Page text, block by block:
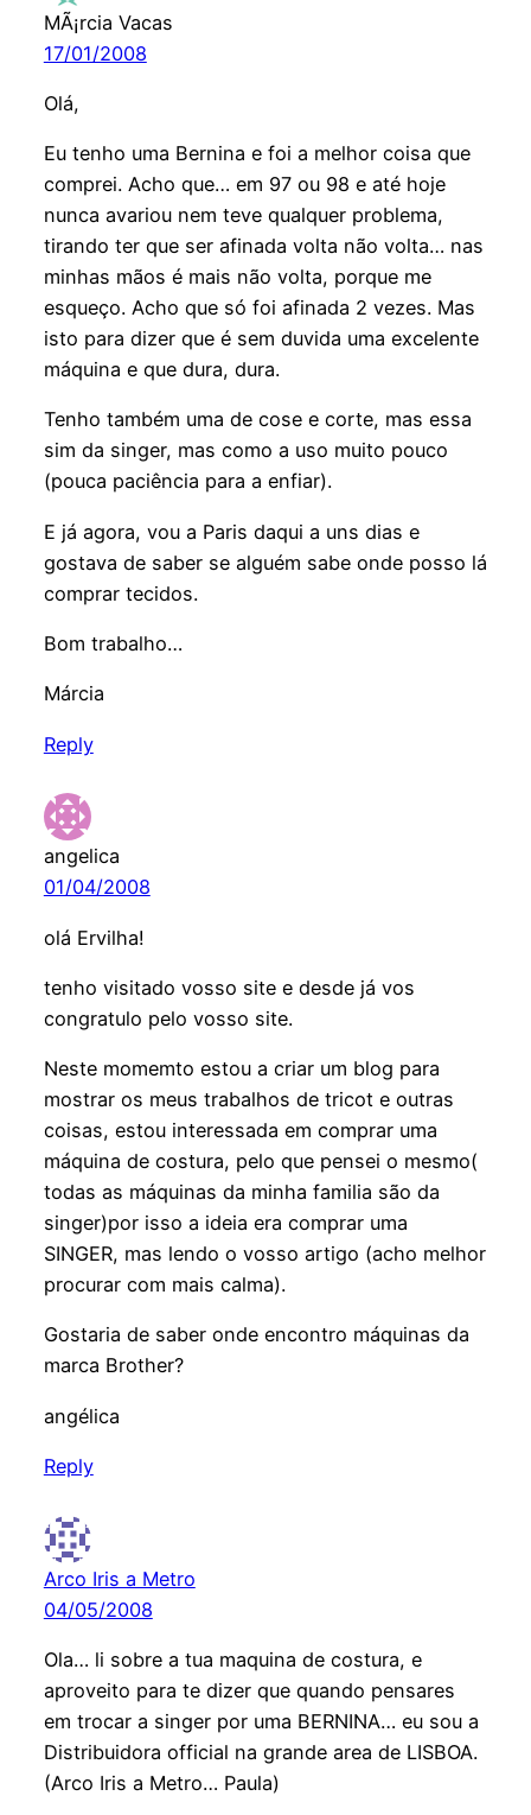
MÃ¡rcia Vacas
17/01/2008
Olá,
Eu tenho uma Bernina e foi a melhor coisa que
comprei. Acho que… em 97 ou 98 e até hoje
nunca avariou nem teve qualquer problema,
tirando ter que ser afinada volta não volta… nas
minhas mãos é mais não volta, porque me
esqueço. Acho que só foi afinada 2 vezes. Mas
isto para dizer que é sem duvida uma excelente
máquina e que dura, dura.
Tenho também uma de cose e corte, mas essa
sim da singer, mas como a uso muito pouco
(pouca paciência para a enfiar).
E já agora, vou a Paris daqui a uns dias e
gostava de saber se alguém sabe onde posso lá
comprar tecidos.
Bom trabalho…
Márcia
Reply
angelica
01/04/2008
olá Ervilha!
tenho visitado vosso site e desde já vos
congratulo pelo vosso site.
Neste momemto estou a criar um blog para
mostrar os meus trabalhos de tricot e outras
coisas, estou interessada em comprar uma
máquina de costura, pelo que pensei o mesmo(
todas as máquinas da minha familia são da
singer)por isso a ideia era comprar uma
SINGER, mas lendo o vosso artigo (acho melhor
procurar com mais calma).
Gostaria de saber onde encontro máquinas da
marca Brother?
angélica
Reply
Arco Iris a Metro
04/05/2008
Ola… li sobre a tua maquina de costura, e
aproveito para te dizer que quando pensares
em trocar a singer por uma BERNINA… eu sou a
Distribuidora official na grande area de LISBOA.
(Arco Iris a Metro… Paula)